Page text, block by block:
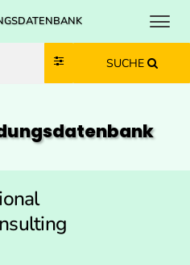
Zum Inhalt springen
Zum Navmenü springen
Zur Suche springen
Zur Footer springen
SUCHE